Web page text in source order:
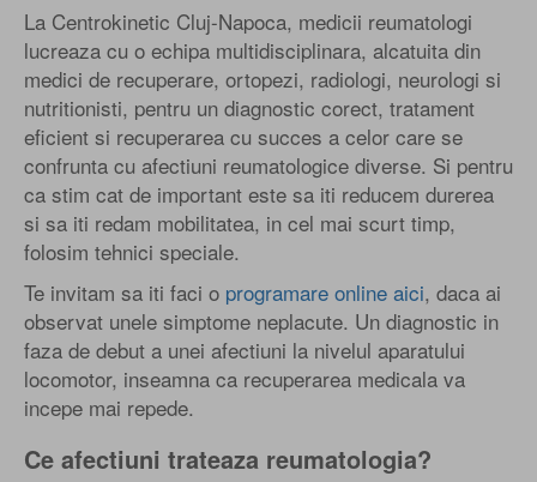
La Centrokinetic Cluj-Napoca, medicii reumatologi
lucreaza cu o echipa multidisciplinara, alcatuita din
medici de recuperare, ortopezi, radiologi, neurologi si
nutritionisti, pentru un diagnostic corect, tratament
eficient si recuperarea cu succes a celor care se
confrunta cu afectiuni reumatologice diverse. Si pentru
ca stim cat de important este sa iti reducem durerea
si sa iti redam mobilitatea, in cel mai scurt timp,
folosim tehnici speciale.
Te invitam sa iti faci o programare online aici, daca ai
observat unele simptome neplacute. Un diagnostic in
faza de debut a unei afectiuni la nivelul aparatului
locomotor, inseamna ca recuperarea medicala va
incepe mai repede.
Ce afectiuni trateaza reumatologia?